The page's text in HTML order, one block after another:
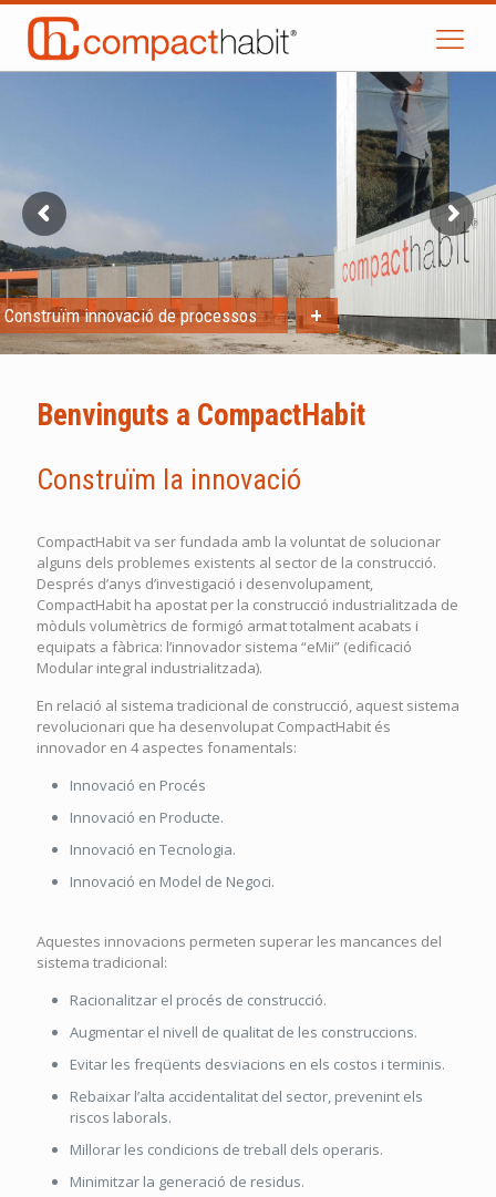
Construïm innovació de producte +
Benvinguts a CompactHabit
Construïm la innovació
CompactHabit va ser fundada amb la voluntat de solucionar
alguns dels problemes existents al sector de la construcció.
Després d’anys d’investigació i desenvolupament,
CompactHabit ha apostat per la construcció industrialitzada de
mòduls volumètrics de formigó armat totalment acabats i
equipats a fàbrica: l’innovador sistema “eMii” (edificació
Modular integral industrialitzada).
En relació al sistema tradicional de construcció, aquest sistema
revolucionari que ha desenvolupat CompactHabit és
innovador en 4 aspectes fonamentals:
Innovació en Procés
Innovació en Producte.
Innovació en Tecnologia.
Innovació en Model de Negoci.
Aquestes innovacions permeten superar les mancances del
sistema tradicional:
Racionalitzar el procés de construcció.
Augmentar el nivell de qualitat de les construccions.
Evitar les freqüents desviacions en els costos i terminis.
Rebaixar l’alta accidentalitat del sector, prevenint els
riscos laborals.
Millorar les condicions de treball dels operaris.
Minimitzar la generació de residus.